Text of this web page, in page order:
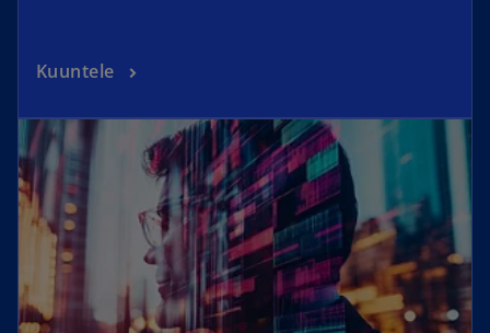
Kuuntele